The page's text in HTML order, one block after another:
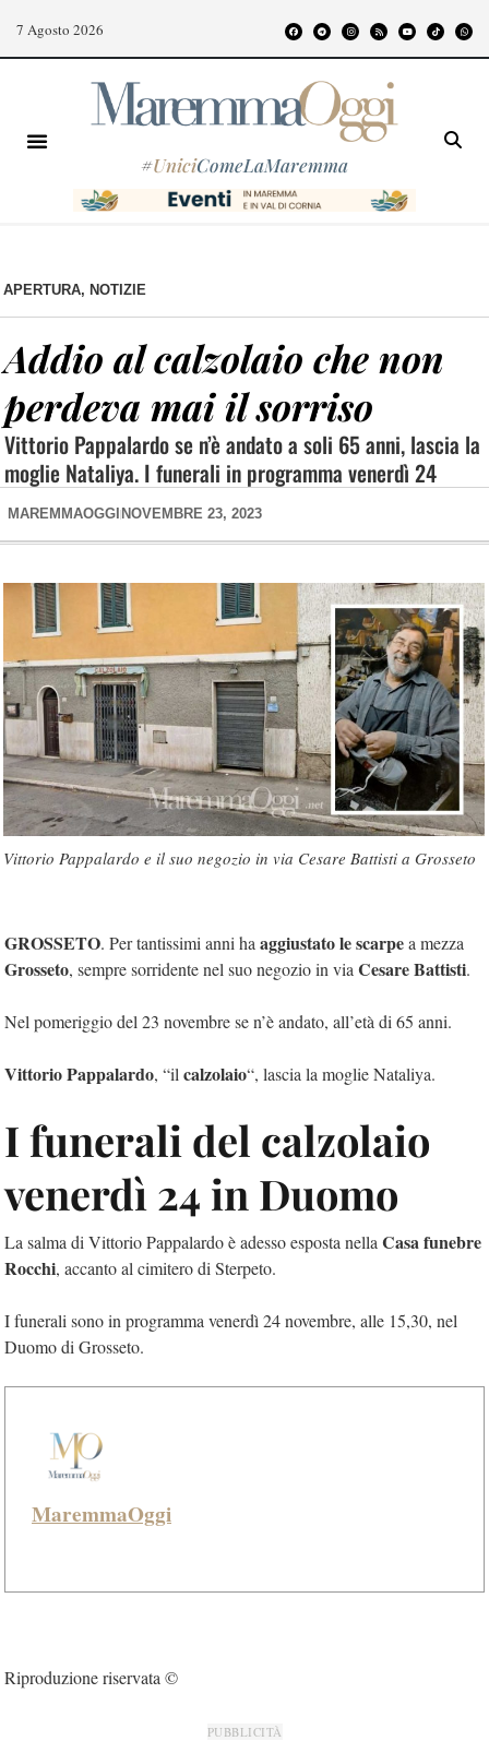
7 Agosto 2026
#UniciComeLaMaremma
APERTURA, NOTIZIE
Addio al calzolaio che non
perdeva mai il sorriso
Vittorio Pappalardo se n’è andato a soli 65 anni, lascia la
moglie Nataliya. I funerali in programma venerdì 24
MAREMMAOGGI NOVEMBRE 23, 2023
Vittorio Pappalardo e il suo negozio in via Cesare Battisti a Grosseto
GROSSETO. Per tantissimi anni ha aggiustato le scarpea mezza
Grosseto, sempre sorridente nel suo negozio in via Cesare Battisti.
Nel pomeriggio del 23 novembre se n’è andato, all’età di 65 anni.
Vittorio Pappalardo, “il calzolaio“, lascia la moglie Nataliya.
I funerali del calzolaio
venerdì 24 in Duomo
La salma di Vittorio Pappalardo è adesso esposta nella Casa funebre
Rocchi, accanto al cimitero di Sterpeto.
I funerali sono in programma venerdì 24 novembre, alle 15,30, nel
Duomo di Grosseto.
MaremmaOggi
Riproduzione riservata ©
PUBBLICITÀ